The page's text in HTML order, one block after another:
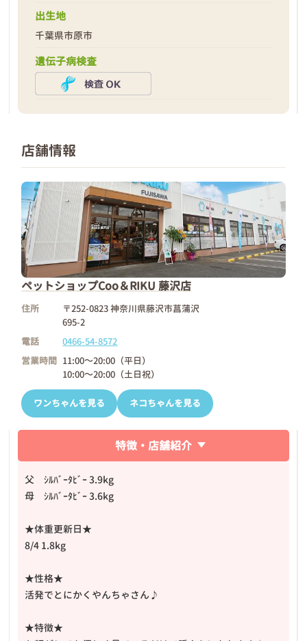
出生地
千葉県市原市
遺伝子病検査
店舗情報
ペットショップCoo＆RIKU 藤沢店
住所
〒252-0823 神奈川県藤沢市菖蒲沢
695-2
電話
0466-54-8572
営業時間 11:00～20:00（平日）
10:00～20:00（土日祝）
ワンちゃんを見る ネコちゃんを見る
特徴・店舗紹介
父 ｼﾙﾊﾞｰﾀﾋﾞｰ 3.9kg
母 ｼﾙﾊﾞｰﾀﾋﾞｰ 3.6kg
★体重更新日★
8/4 1.8kg
★性格★
活発でとにかくやんちゃさん♪
★特徴★